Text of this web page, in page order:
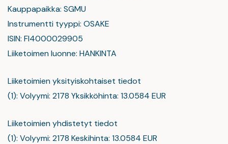
Kauppapaikka: SGMU
Instrumentti tyyppi: OSAKE
ISIN: FI4000029905
Liiketoimen luonne: HANKINTA
Liiketoimien yksityiskohtaiset tiedot
(1): Volyymi: 2178 Yksikköhinta: 13.0584 EUR
Liiketoimien yhdistetyt tiedot
(1): Volyymi: 2178 Keskihinta: 13.0584 EUR